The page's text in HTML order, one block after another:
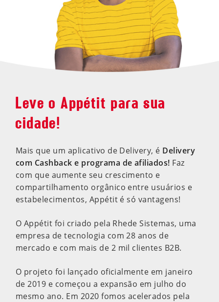
Leve o Appétit para sua
cidade!
Mais que um aplicativo de Delivery, é Delivery
com Cashback e programa de afiliados! Faz
com que aumente seu crescimento e
compartilhamento orgânico entre usuários e
estabelecimentos, Appétit é só vantagens!
O Appétit foi criado pela Rhede Sistemas, uma
empresa de tecnologia com 28 anos de
mercado e com mais de 2 mil clientes B2B.
O projeto foi lançado oficialmente em janeiro
de 2019 e começou a expansão em julho do
mesmo ano. Em 2020 fomos acelerados pela